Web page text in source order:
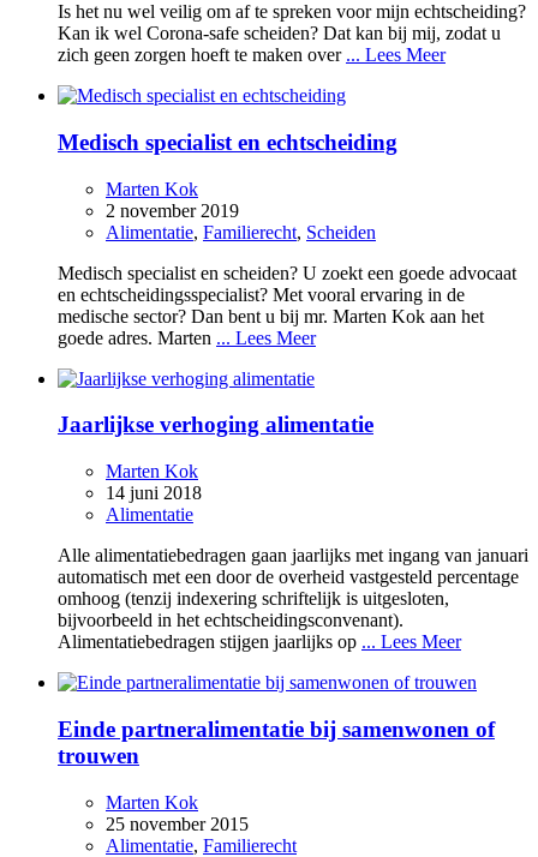
Is het nu wel veilig om af te spreken voor mijn echtscheiding?
Kan ik wel Corona-safe scheiden? Dat kan bij mij, zodat u
zich geen zorgen hoeft te maken over ... Lees Meer
Medisch specialist en echtscheiding
Marten Kok
2 november 2019
Alimentatie, Familierecht, Scheiden
Medisch specialist en scheiden? U zoekt een goede advocaat
en echtscheidingsspecialist? Met vooral ervaring in de
medische sector? Dan bent u bij mr. Marten Kok aan het
goede adres. Marten ... Lees Meer
Jaarlijkse verhoging alimentatie
Marten Kok
14 juni 2018
Alimentatie
Alle alimentatiebedragen gaan jaarlijks met ingang van januari
automatisch met een door de overheid vastgesteld percentage
omhoog (tenzij indexering schriftelijk is uitgesloten,
bijvoorbeeld in het echtscheidingsconvenant).
Alimentatiebedragen stijgen jaarlijks op ... Lees Meer
Einde partneralimentatie bij samenwonen of
trouwen
Marten Kok
25 november 2015
Alimentatie, Familierecht